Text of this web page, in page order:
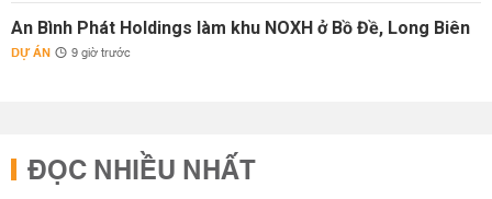
An Bình Phát Holdings làm khu NOXH ở Bồ Đề, Long Biên
DỰ ÁN 9 giờ trước
ĐỌC NHIỀU NHẤT